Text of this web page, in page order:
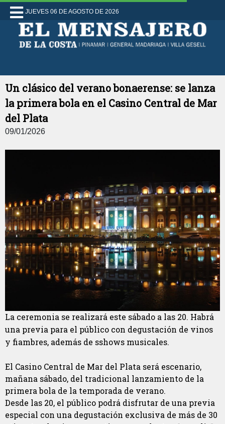
JUEVES 06 DE AGOSTO DE 2026
Un clásico del verano bonaerense: se lanza
la primera bola en el Casino Central de Mar
del Plata
09/01/2026
La ceremonia se realizará este sábado a las 20. Habrá
una previa para el público con degustación de vinos
y fiambres, además de sshows musicales.
El Casino Central de Mar del Plata será escenario,
mañana sábado, del tradicional lanzamiento de la
primera bola de la temporada de verano.
Desde las 20, el público podrá disfrutar de una previa
especial con una degustación exclusiva de más de 30